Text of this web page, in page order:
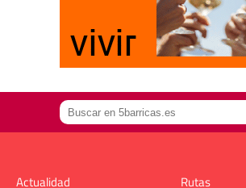
Actualidad
Rutas